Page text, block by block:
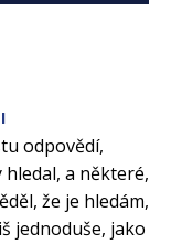
odpovědí,
hledal, a některé,
že je hledám,
jednoduše, jako